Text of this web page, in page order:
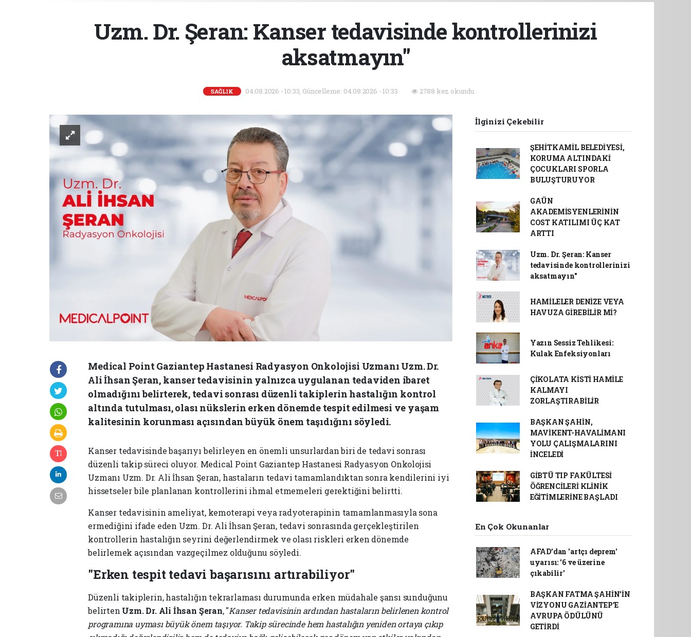
Uzm. Dr. Şeran: Kanser tedavisinde kontrollerinizi
aksatmayın"
SAĞLIK 04.08.2026 - 10:33, Güncelleme: 04.08.2026 - 10:33 2788 kez okundu.
Medical Point Gaziantep Hastanesi Radyasyon Onkolojisi Uzmanı Uzm. Dr.
Ali İhsan Şeran, kanser tedavisinin yalnızca uygulanan tedaviden ibaret
olmadığını belirterek, tedavi sonrası düzenli takiplerin hastalığın kontrol
altında tutulması, olası nükslerin erken dönemde tespit edilmesi ve yaşam
kalitesinin korunması açısından büyük önem taşıdığını söyledi.
Kanser tedavisinde başarıyı belirleyen en önemli unsurlardan biri de tedavi sonrası
düzenli takip süreci oluyor. Medical Point Gaziantep Hastanesi Radyasyon Onkolojisi
Uzmanı Uzm. Dr. Ali İhsan Şeran, hastaların tedavi tamamlandıktan sonra kendilerini iyi
hissetseler bile planlanan kontrollerini ihmal etmemeleri gerektiğini belirtti.
Kanser tedavisinin ameliyat, kemoterapi veya radyoterapinin tamamlanmasıyla sona
ermediğini ifade eden Uzm. Dr. Ali İhsan Şeran, tedavi sonrasında gerçekleştirilen
kontrollerin hastalığın seyrini değerlendirmek ve olası riskleri erken dönemde
belirlemek açısından vazgeçilmez olduğunu söyledi.
"Erken tespit tedavi başarısını artırabiliyor"
Düzenli takiplerin, hastalığın tekrarlaması durumunda erken müdahale şansı sunduğunu
belirten Uzm. Dr. Ali İhsan Şeran, "Kanser tedavisinin ardından hastaların belirlenen kontrol
programına uyması büyük önem taşıyor. Takip sürecinde hem hastalığın yeniden ortaya çıkıp
İlginizi Çekebilir
ŞEHİTKAMİL BELEDİYESİ,
KORUMA ALTINDAKİ
ÇOCUKLARI SPORLA
BULUŞTURUYOR
GAÜN
AKADEMİSYENLERİNİN
COST KATILIMI ÜÇ KAT
ARTTI
Uzm. Dr. Şeran: Kanser
tedavisinde kontrollerinizi
aksatmayın"
HAMİLELER DENİZE VEYA
HAVUZA GİREBİLİR Mİ?
Yazın Sessiz Tehlikesi:
Kulak Enfeksiyonları
ÇİKOLATA KİSTİ HAMİLE
KALMAYI
ZORLAŞTIRABİLİR
BAŞKAN ŞAHİN,
MAVİKENT-HAVALİMANI
YOLU ÇALIŞMALARINI
İNCELEDİ
GİBTÜ TIP FAKÜLTESİ
ÖĞRENCİLERİ KLİNİK
EĞİTİMLERİNE BAŞLADI
En Çok Okunanlar
AFAD’dan 'artçı deprem'
uyarısı: '6 ve üzerine
çıkabilir'
BAŞKAN FATMA ŞAHİN’İN
VİZYONU GAZİANTEP’E
AVRUPA ÖDÜLÜNÜ
GETİRDİ